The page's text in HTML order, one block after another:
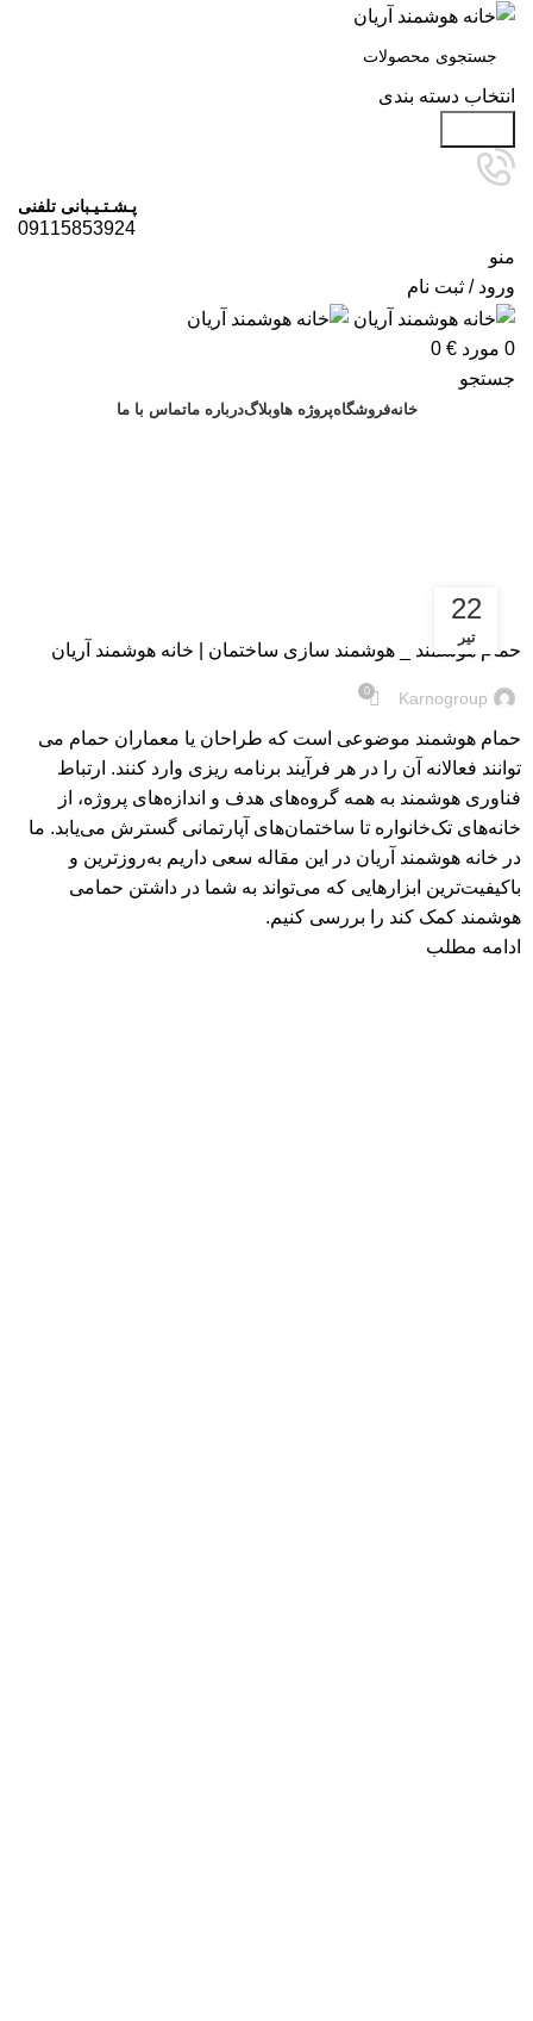
انتخاب دسته بندی
پـشـتـیـبانی تلفنی
09115853924
منو
ورود / ثبت نام
0 مورد 0 €
جستجو
خانهفروشگاهپروژه هاوبلاگدرباره ماتماس با ما
22
تیر
حمام هوشمند‌ _ هوشمند سازی ساختمان | خانه هوشمند آریان
Karnogroup
0
حمام هوشمند موضوعی است که طراحان یا معماران حمام می
توانند فعالانه آن را در هر فرآیند برنامه ریزی وارد کنند. ارتباط
فناوری هوشمند به همه گروه‌های هدف و اندازه‌های پروژه، از
خانه‌های تک‌خانواره تا ساختمان‌های آپارتمانی گسترش می‌یابد. ما
در خانه هوشمند آریان در این مقاله سعی داریم به‌روز‌ترین و
با‌کیفیت‌ترین ابزار‌هایی که می‌تواند به شما در داشتن حمامی
هوشمند کمک کند را بررسی کنیم.
ادامه مطلب